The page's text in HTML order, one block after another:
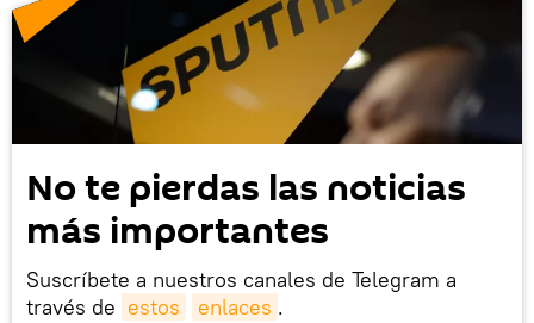
No te pierdas las noticias
más importantes
Suscríbete a nuestros canales de Telegram a
través de estos enlaces .